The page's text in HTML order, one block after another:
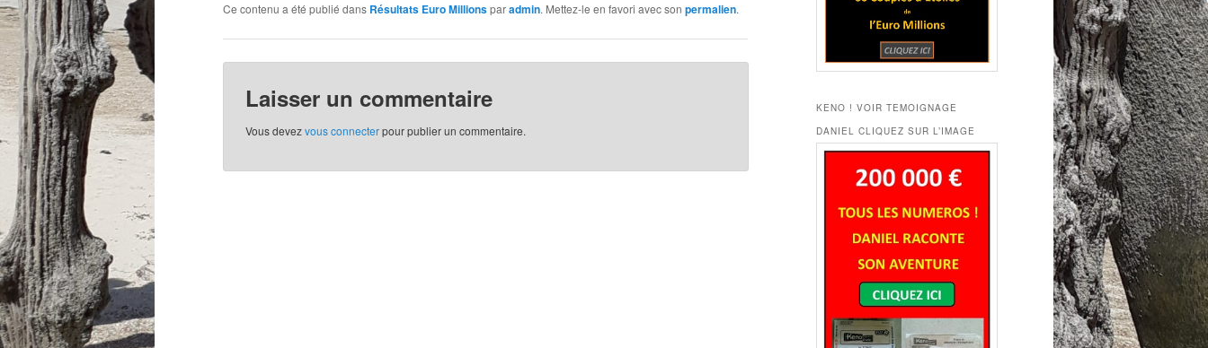
Ce contenu a été publié dans Résultats Euro Millionsparadmin. Mettez-le en favori avec son permalien.
Laisser un commentaire
Vous devezvous connecterpour publier un commentaire.
KENO ! VOIR TEMOIGNAGE
DANIEL CLIQUEZ SUR L’IMAGE